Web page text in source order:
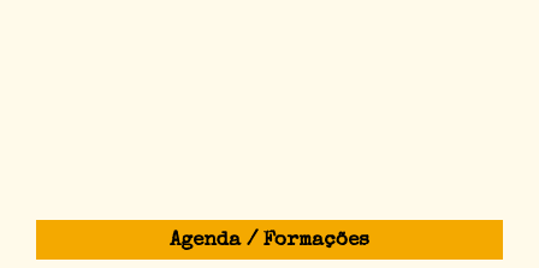
Agenda / Formações